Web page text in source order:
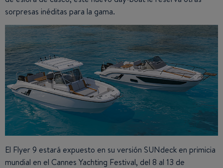
sorpresas inéditas para la gama.
El Flyer 9 estará expuesto en su versión SUNdeck en primicia
mundial en el Cannes Yachting Festival, del 8 al 13 de